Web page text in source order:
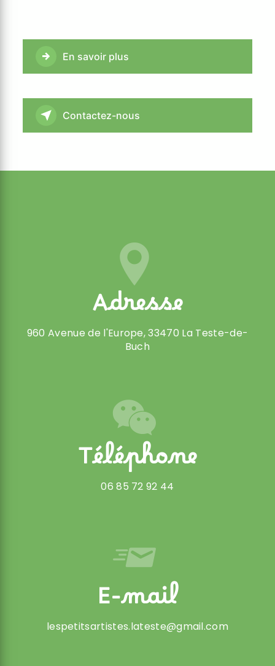
En savoir plus
Contactez-nous
Adresse
960 Avenue de l'Europe, 33470 La Teste-de-
Buch
Téléphone
06 85 72 92 44
E-mail
lespetitsartistes.lateste@gmail.com